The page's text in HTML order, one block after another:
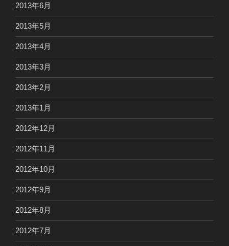
2013年6月
2013年5月
2013年4月
2013年3月
2013年2月
2013年1月
2012年12月
2012年11月
2012年10月
2012年9月
2012年8月
2012年7月